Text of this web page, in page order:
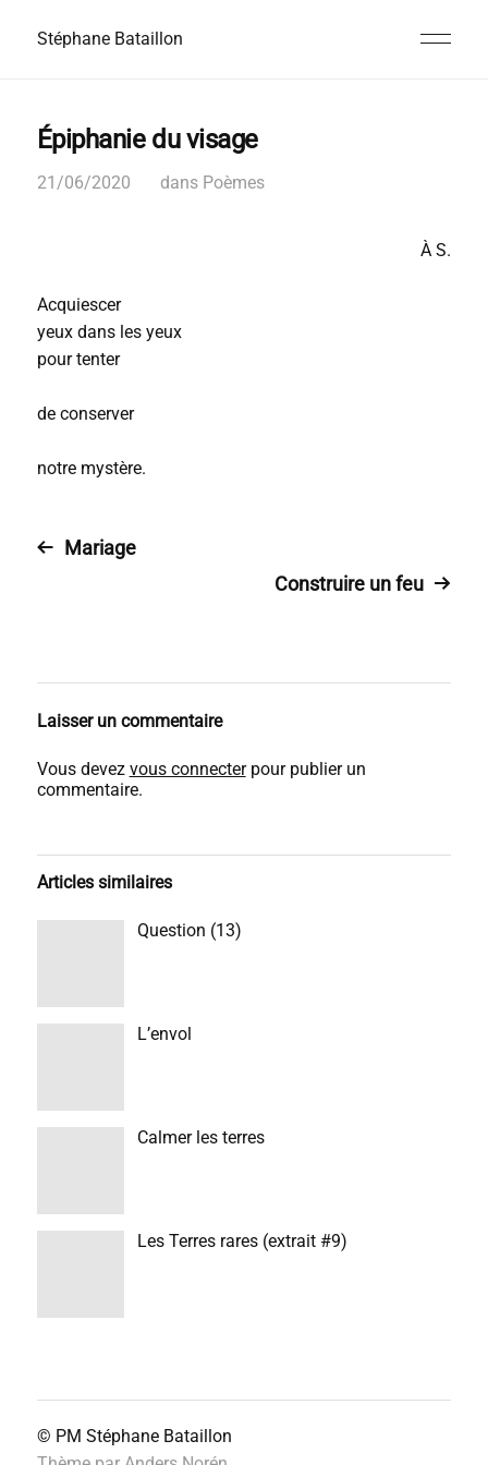
Stéphane Bataillon
Épiphanie du visage
21/06/2020 dans Poèmes
À S.
Acquiescer
yeux dans les yeux
pour tenter
de conserver
notre mystère.
Mariage
Construire un feu
Laisser un commentaire
Vous devez vous connecterpour publier un
commentaire.
Articles similaires
Question (13)
L’envol
Calmer les terres
Les Terres rares (extrait #9)
© PM Stéphane Bataillon